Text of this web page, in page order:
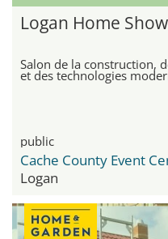
Logan Home Show
Salon de la construction,
et des technologies
public
Cache County Event
Logan